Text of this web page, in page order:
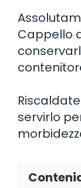
Cappello
servirlo